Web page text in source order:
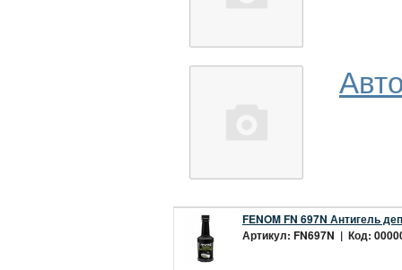
FENOM FN 697N Антигель
Артикул: FN697N | Код: